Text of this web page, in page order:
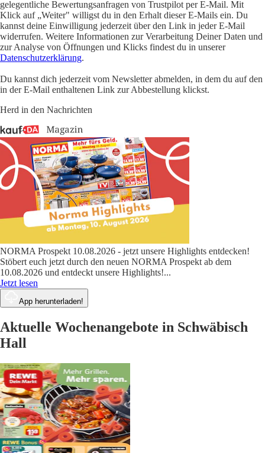
gelegentliche Bewertungsanfragen von Trustpilot per E-Mail. Mit
Klick auf „Weiter" willigst du in den Erhalt dieser E-Mails ein. Du
kannst deine Einwilligung jederzeit über den Link in jeder E-Mail
widerrufen. Weitere Informationen zur Verarbeitung Deiner Daten und
zur Analyse von Öffnungen und Klicks findest du in unserer
Datenschutzerklärung.
Du kannst dich jederzeit vom Newsletter abmelden, in dem du auf den
in der E-Mail enthaltenen Link zur Abbestellung klickst.
Herd in den Nachrichten
NORMA Prospekt 10.08.2026 - jetzt unsere Highlights entdecken!
Stöbert euch jetzt durch den neuen NORMA Prospekt ab dem
10.08.2026 und entdeckt unsere Highlights!...
Jetzt lesen
App herunterladen!
Aktuelle Wochenangebote in Schwäbisch
Hall